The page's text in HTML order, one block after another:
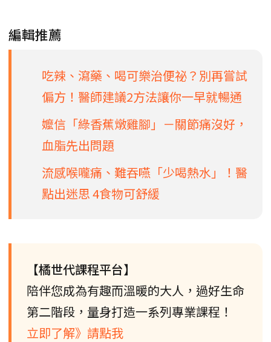
編輯推薦
吃辣、瀉藥、喝可樂治便祕？別再嘗試
偏方！醫師建議2方法讓你一早就暢通
嬤信「綠香蕉燉雞腳」－關節痛沒好，
血脂先出問題
流感喉嚨痛、難吞嚥「少喝熱水」！醫
點出迷思 4食物可舒緩
【橘世代課程平台】
陪伴您成為有趣而溫暖的大人，過好生命
第二階段，量身打造一系列專業課程！
立即了解》請點我